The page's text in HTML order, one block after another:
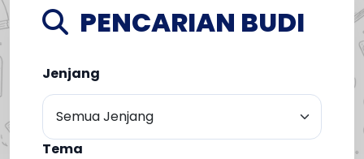
PENCARIAN BUDI
Jenjang
Tema